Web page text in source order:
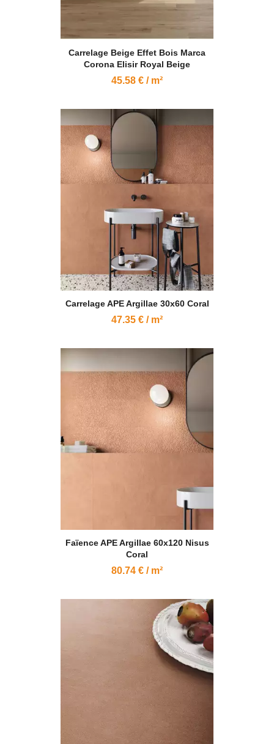
Carrelage Beige Effet Bois Marca
Corona Elisir Royal Beige
45.58 € / m²
Carrelage APE Argillae 30x60 Coral
47.35 € / m²
Faïence APE Argillae 60x120 Nisus
Coral
80.74 € / m²